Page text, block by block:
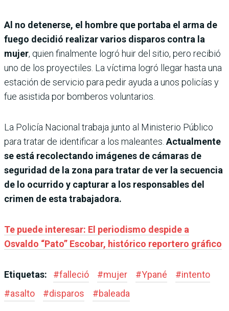
Al no detenerse, el hombre que portaba el arma de
fuego decidió realizar varios disparos contra la
mujer, quien finalmente logró huir del sitio, pero recibió
uno de los proyectiles. La víctima logró llegar hasta una
estación de servicio para pedir ayuda a unos policías y
fue asistida por bomberos voluntarios.
La Policía Nacional trabaja junto al Ministerio Público
para tratar de identificar a los maleantes. Actualmente
se está recolectando imágenes de cámaras de
seguridad de la zona para tratar de ver la secuencia
de lo ocurrido y capturar a los responsables del
crimen de esta trabajadora.
Te puede interesar: El periodismo despide a
Osvaldo “Pato” Escobar, histórico reportero gráfico
Etiquetas: #falleció #mujer #Ypané #intento
#asalto #disparos #baleada